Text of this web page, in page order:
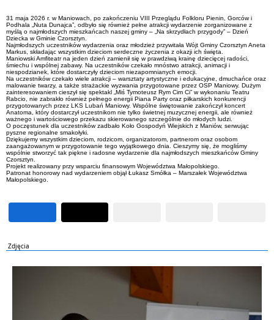
31 maja 2026 r. w Maniowach, po zakończeniu VIII Przeglądu Folkloru Pienin, Gorców i
Podhala „Nuta Dunajca”, odbyło się również pełne atrakcji wydarzenie zorganizowane z
myślą o najmłodszych mieszkańcach naszej gminy – „Na skrzydłach przygody” – Dzień
Dziecka w Gminie Czorsztyn.
Najmłodszych uczestników wydarzenia oraz młodzież przywitała Wójt Gminy Czorsztyn Aneta
Markus, składając wszystkim dzieciom serdeczne życzenia z okazji ich święta.
Maniowski Amfiteatr na jeden dzień zamienił się w prawdziwą krainę dziecięcej radości,
śmiechu i wspólnej zabawy. Na uczestników czekało mnóstwo atrakcji, animacji i
niespodzianek, które dostarczyły dzieciom niezapomnianych emocji.
Na uczestników czekało wiele atrakcji – warsztaty artystyczne i edukacyjne, dmuchańce oraz
malowanie twarzy, a także strażackie wyzwania przygotowane przez OSP Maniowy. Dużym
zainteresowaniem cieszył się spektakl „Miś Tymoteusz Rym Cim Ci” w wykonaniu Teatru
Rabcio, nie zabrakło również pełnego energii Piana Party oraz piłkarskich konkurencji
przygotowanych przez LKS Lubań Maniowy. Wspólne świętowanie zakończył koncert
Anatoma, który dostarczył uczestnikom nie tylko świetnej muzycznej energii, ale również
ważnego i wartościowego przekazu skierowanego szczególnie do młodych ludzi.
O poczęstunek dla uczestników zadbało Koło Gospodyń Wiejskich z Maniów, serwując
pyszne regionalne smakołyki.
Dziękujemy wszystkim dzieciom, rodzicom, organizatorom, partnerom oraz osobom
zaangażowanym w przygotowanie tego wyjątkowego dnia. Cieszymy się, że mogliśmy
wspólnie stworzyć tak piękne i radosne wydarzenie dla najmłodszych mieszkańców Gminy
Czorsztyn.
Projekt realizowany przy wsparciu finansowym Województwa Małopolskiego.
Patronat honorowy nad wydarzeniem objął Łukasz Smółka – Marszałek Województwa
Małopolskiego.
Zdjęcia